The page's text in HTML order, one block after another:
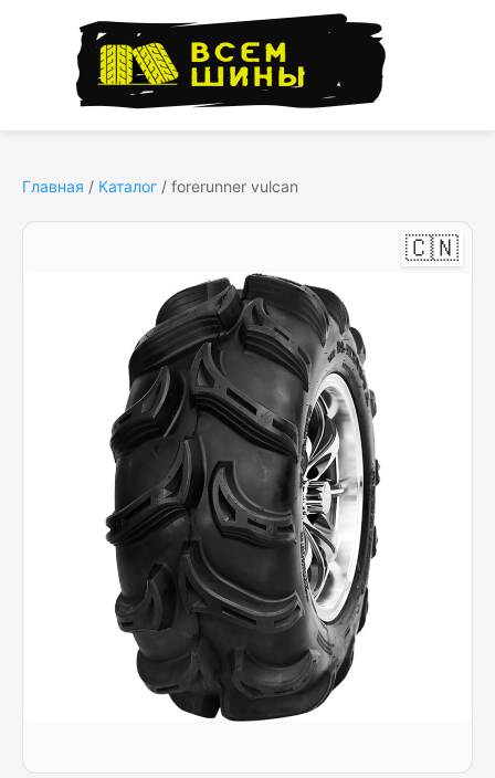
Главная / Каталог / forerunner vulcan
🇨🇳